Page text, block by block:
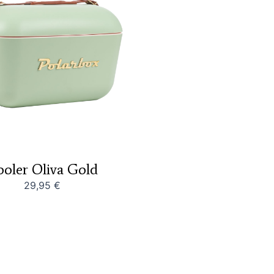
Oliva Gold
29,95 €